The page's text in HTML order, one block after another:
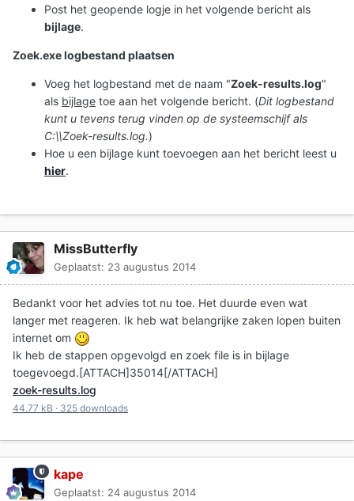
Post het geopende logje in het volgende bericht als
bijlage.
Zoek.exe logbestand plaatsen
Voeg het logbestand met de naam "Zoek-results.log"
als bijlage toe aan het volgende bericht. (Dit logbestand
kunt u tevens terug vinden op de systeemschijf als
C:\\Zoek-results.log.)
Hoe u een bijlage kunt toevoegen aan het bericht leest u
hier.
MissButterfly
Geplaatst: 23 augustus 2014
Bedankt voor het advies tot nu toe. Het duurde even wat
langer met reageren. Ik heb wat belangrijke zaken lopen buiten
internet om
Ik heb de stappen opgevolgd en zoek file is in bijlage
toegevoegd.[ATTACH]35014[/ATTACH]
zoek-results.log
44.77 kB · 325 downloads
kape
Geplaatst: 24 augustus 2014